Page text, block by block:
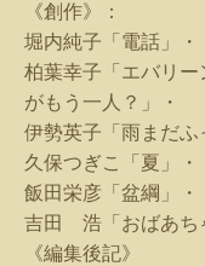
《創作》：
堀内純子「電話」・
柏葉幸子「エバリ
がもう一人？」・
伊勢英子「雨まだふ
久保つぎこ「夏」・
飯田栄彦「盆綱」・
吉田 浩「おばあち
《編集後記》